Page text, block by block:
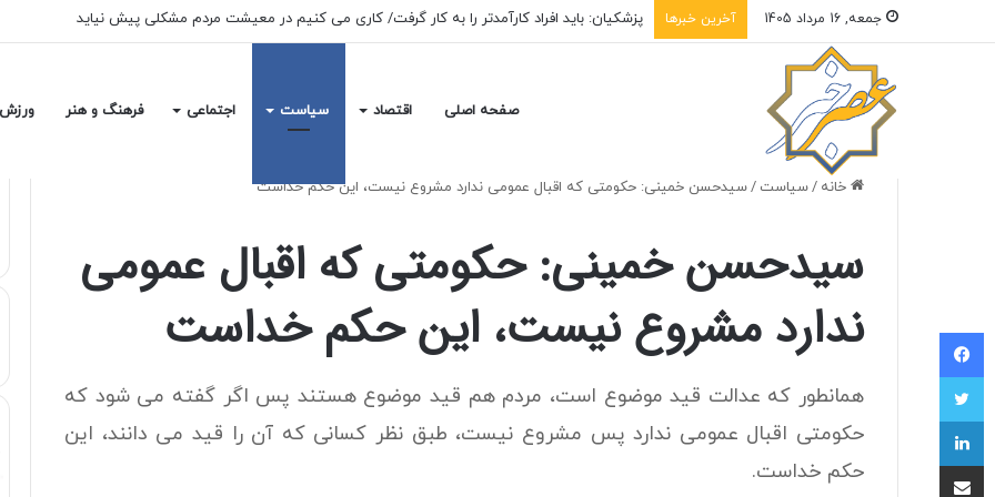
جمعه, 16 مرداد 1405 آخرین خبرها سامانه‌های تامین اجتماعی بدون قطعی و اختلال در دسترس است
صفحه اصلی اقتصاد سیاست اجتماعی فرهنگ و هنر ورزش
خانه /سیاست /سیدحسن خمینی: حکومتی که اقبال عمومی ندارد مشروع نیست، این حکم خداست
سیدحسن خمینی: حکومتی که اقبال عمومی
ندارد مشروع نیست، این حکم خداست
همانطور که عدالت قید موضوع است، مردم هم قید موضوع هستند پس اگر گفته می شود که
حکومتی اقبال عمومی ندارد پس مشروع نیست، طبق نظر کسانی که آن را قید می دانند، این
حکم خداست.